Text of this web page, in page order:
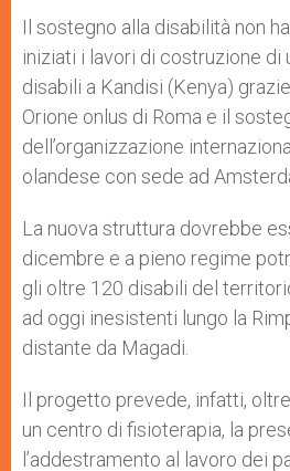
p
p
g
e
r
o
k
r
Il sostegno alla disabilità non
iniziati i lavori di costruzione di
disabili a Kandisi (Kenya)
Orione onlus di Roma e il
dell’organizzazione
olandese con sede ad
La nuova struttura dovrebbe
dicembre e a pieno regime
gli oltre 120 disabili del
ad oggi inesistenti lungo la
distante da Magadi.
Il progetto prevede, infatti,
un centro di fisioterapia, la
l’addestramento al lavoro dei